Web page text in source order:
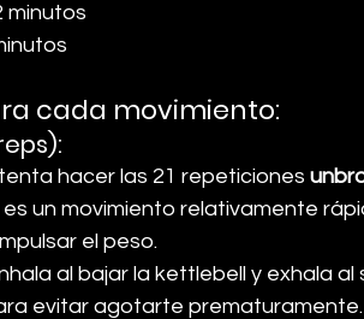
minutos
cada movimiento:
:
hacer las 21 repeticiones
es un movimiento relativamente
el peso.
al bajar la kettlebell y exhala
evitar agotarte prematuramente.